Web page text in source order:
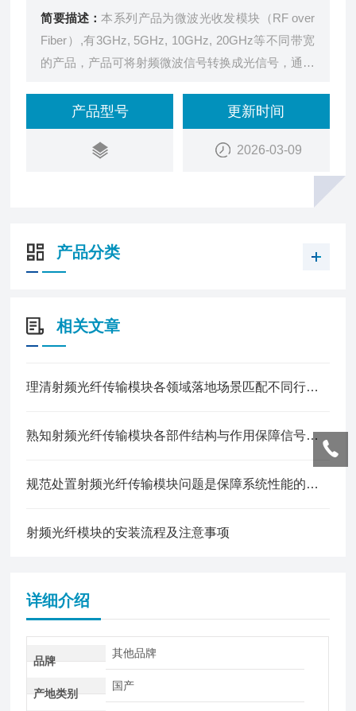
简要描述：本系列产品为微波光收发模块（RF over
Fiber）,有3GHz, 5GHz, 10GHz, 20GHz等不同带宽
的产品，产品可将射频微波信号转换成光信号，通过
需要，可选择单向和双向传输系统。
产品型号 更新时间
2026-03-09
产品分类
相关文章
理清射频光纤传输模块各领域落地场景匹配不同行业信号传输建设需求
熟知射频光纤传输模块各部件结构与作用保障信号传输的稳定性
规范处置射频光纤传输模块问题是保障系统性能的关键
射频光纤模块的安装流程及注意事项
详细介绍
品牌
其他品牌
产地类别
国产